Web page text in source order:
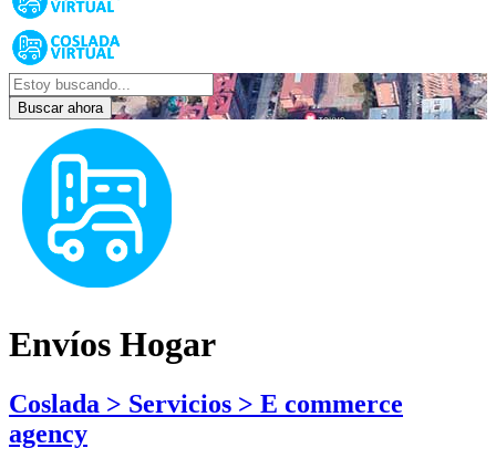
Buscar ahora
Envíos Hogar
Coslada > Servicios > E commerce
agency